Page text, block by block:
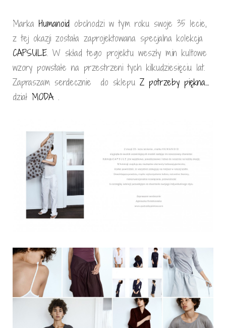
Marka Humanoid obchodzi w tym roku swoje 35 lecie,
z tej okazji została zaprojektowana specjalna kolekcja
CAPSULE. W skład tego projektu weszły m.in kultowe
wzory powstałe na przestrzeni tych kilkudziesięciu lat.
Zapraszam serdecznie do sklepu Z potrzeby piękna…
dział MODA .